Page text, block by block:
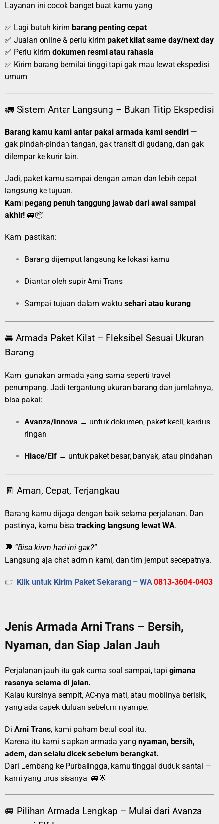
Layanan ini cocok banget buat kamu yang:
✅ Lagi butuh kirim barang penting cepat
✅ Jualan online & perlu kirim paket kilat same day/next day
✅ Perlu kirim dokumen resmi atau rahasia
✅ Kirim barang bernilai tinggi tapi gak mau lewat ekspedisi
umum
🚛 Sistem Antar Langsung – Bukan Titip Ekspedisi
Barang kamu kami antar pakai armada kami sendiri —
gak pindah-pindah tangan, gak transit di gudang, dan gak
dilempar ke kurir lain.
Jadi, paket kamu sampai dengan aman dan lebih cepat
langsung ke tujuan.
Kami pegang penuh tanggung jawab dari awal sampai
akhir! 🚐📦
Kami pastikan:
Barang dijemput langsung ke lokasi kamu
Diantar oleh supir Arni Trans
Sampai tujuan dalam waktu sehari atau kurang
🚘 Armada Paket Kilat – Fleksibel Sesuai Ukuran
Barang
Kami gunakan armada yang sama seperti travel
penumpang. Jadi tergantung ukuran barang dan jumlahnya,
bisa pakai:
Avanza/Innova → untuk dokumen, paket kecil, kardus
ringan
Hiace/Elf → untuk paket besar, banyak, atau pindahan
🧾 Aman, Cepat, Terjangkau
Barang kamu dijaga dengan baik selama perjalanan. Dan
pastinya, kamu bisa tracking langsung lewat WA.
💬 “Bisa kirim hari ini gak?”
Langsung aja chat admin kami, dan tim jemput secepatnya.
👉 Klik untuk Kirim Paket Sekarang – WA 0813-3604-0403
Jenis Armada Arni Trans – Bersih,
Nyaman, dan Siap Jalan Jauh
Perjalanan jauh itu gak cuma soal sampai, tapi gimana
rasanya selama di jalan.
Kalau kursinya sempit, AC-nya mati, atau mobilnya berisik,
yang ada capek duluan sebelum nyampe.
Di Arni Trans, kami paham betul soal itu.
Karena itu kami siapkan armada yang nyaman, bersih,
adem, dan selalu dicek sebelum berangkat.
Dari Lembang ke Purbalingga, kamu tinggal duduk santai —
kami yang urus sisanya. 🚐🌟
🚐 Pilihan Armada Lengkap – Mulai dari Avanza